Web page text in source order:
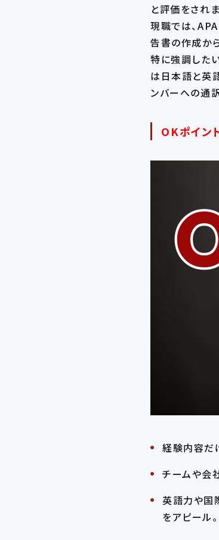
と評価をされま
現職では、
告書の作成か
特に強調した
は日本語と英
ンバーへの通
OKポイン
経験内容だ
チームや会
英語力や国
をアピール。